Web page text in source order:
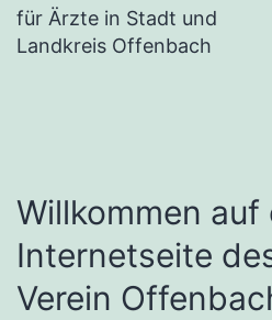
für Ärzte in Stadt und
Landkreis Offenbach
Willkommen auf
Internetseite
Verein